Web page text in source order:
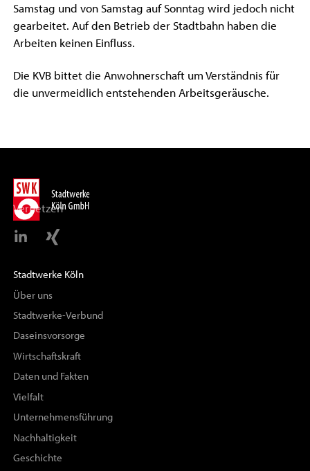
Samstag und von Samstag auf Sonntag wird jedoch nicht
gearbeitet. Auf den Betrieb der Stadtbahn haben die
Arbeiten keinen Einfluss.
Die KVB bittet die Anwohnerschaft um Verständnis für
die unvermeidlich entstehenden Arbeitsgeräusche.
Vernetzen
Stadtwerke Köln
Über uns
Stadtwerke-Verbund
Daseinsvorsorge
Wirtschaftskraft
Daten und Fakten
Vielfalt
Unternehmensführung
Nachhaltigkeit
Geschichte